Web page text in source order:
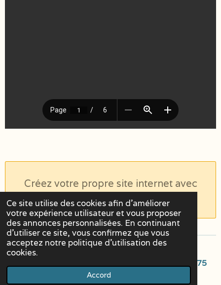
Ce site utilise des cookies afin d’améliorer
votre expérience utilisateur et vous proposer
des annonces personnalisées. En continuant
d'utiliser ce site, vous confirmez que vous
acceptez notre politique d’utilisation des
cookies.
Accord
Créez votre propre site internet avec
Webador
© 2026 Association Bulle Atypique, association
déclarée N°RNA W112006138 N°SIREN 924 593 775